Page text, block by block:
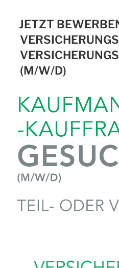
JETZT
(M/W/D)